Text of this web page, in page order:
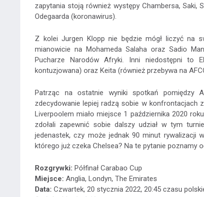
zapytania stoją również występy Chambersa, Saki,
Odegaarda (koronawirus).
Z kolei Jurgen Klopp nie będzie mógł liczyć na
mianowicie na Mohameda Salaha oraz Sadio
Pucharze Narodów Afryki. Inni niedostępni to
kontuzjowana) oraz Keita (również przebywa na
Patrząc na ostatnie wyniki spotkań pomiędzy
zdecydowanie lepiej radzą sobie w konfrontacjach
Liverpoolem miało miejsce 1 października 2020
zdołali zapewnić sobie dalszy udział w tym
jedenastek, czy może jednak 90 minut rywalizacji
którego już czeka Chelsea? Na te pytanie poznamy
Rozgrywki: Półfinał Carabao Cup
Miejsce: Anglia, Londyn, The Emirates
Data: Czwartek, 20 stycznia 2022, 20:45 czasu